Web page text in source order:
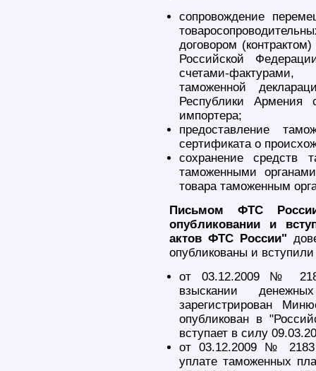
сопровождение
договором
Российской
счетами-
таможенной
Республики Армения
импортера;
предоставление
сертификата о
сохранение средств
таможенными
товара таможенным
Письмом ФТС
опубликовании и
актов ФТС России"
опубликованы и
от 03.12.2009 №
взыскании
зарегистрирован
опубликован в
вступает в силу
от 03.12.2009 №
уплате таможенных